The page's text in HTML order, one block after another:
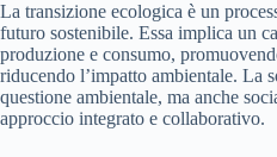
La transizione ecologica è un
futuro sostenibile. Essa implica un
produzione e consumo,
riducendo l’impatto ambientale. La
questione ambientale, ma anche
approccio integrato e collaborativo.